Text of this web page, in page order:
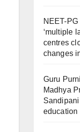
NEET-
‘multiple
centres
changes
Guru
Madhya
education